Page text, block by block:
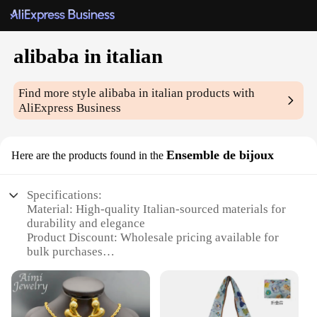
alibaba in italian
Find more stylealibaba in italian products with
AliExpress Business
Here are the products found in the Ensemble de bijoux
Specifications:
Material: High-quality Italian-sourced materials for
durability and elegance
Product Discount: Wholesale pricing available for
bulk purchases
for a complete ensemble
Design and Style: Exquisite craftsmanship
reflecting the latest Italian trends